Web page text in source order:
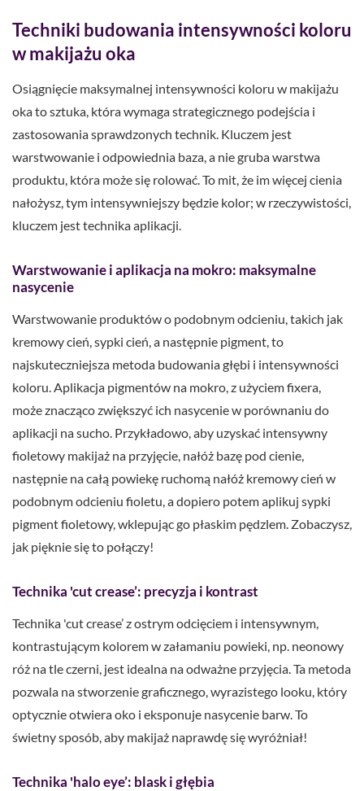
Techniki budowania intensywności koloru
w makijażu oka
Osiągnięcie maksymalnej intensywności koloru w makijażu
oka to sztuka, która wymaga strategicznego podejścia i
zastosowania sprawdzonych technik. Kluczem jest
warstwowanie i odpowiednia baza, a nie gruba warstwa
produktu, która może się rolować. To mit, że im więcej cienia
nałożysz, tym intensywniejszy będzie kolor; w rzeczywistości,
kluczem jest technika aplikacji.
Warstwowanie i aplikacja na mokro: maksymalne
nasycenie
Warstwowanie produktów o podobnym odcieniu, takich jak
kremowy cień, sypki cień, a następnie pigment, to
najskuteczniejsza metoda budowania głębi i intensywności
koloru. Aplikacja pigmentów na mokro, z użyciem fixera,
może znacząco zwiększyć ich nasycenie w porównaniu do
aplikacji na sucho. Przykładowo, aby uzyskać intensywny
fioletowy makijaż na przyjęcie, nałóż bazę pod cienie,
następnie na całą powiekę ruchomą nałóż kremowy cień w
podobnym odcieniu fioletu, a dopiero potem aplikuj sypki
pigment fioletowy, wklepując go płaskim pędzlem. Zobaczysz,
jak pięknie się to połączy!
Technika 'cut crease’: precyzja i kontrast
Technika 'cut crease’ z ostrym odcięciem i intensywnym,
kontrastującym kolorem w załamaniu powieki, np. neonowy
róż na tle czerni, jest idealna na odważne przyjęcia. Ta metoda
pozwala na stworzenie graficznego, wyrazistego looku, który
optycznie otwiera oko i eksponuje nasycenie barw. To
świetny sposób, aby makijaż naprawdę się wyróżniał!
Technika 'halo eye’: blask i głębia